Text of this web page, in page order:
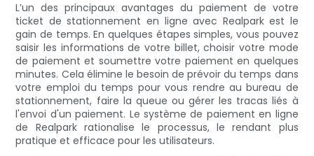
L’un des principaux avantages du paiement de votre
ticket de stationnement en ligne avec Realpark est le
gain de temps. En quelques étapes simples, vous pouvez
saisir les informations de votre billet, choisir votre mode
de paiement et soumettre votre paiement en quelques
minutes. Cela élimine le besoin de prévoir du temps dans
votre emploi du temps pour vous rendre au bureau de
stationnement, faire la queue ou gérer les tracas liés à
l'envoi d'un paiement. Le système de paiement en ligne
de Realpark rationalise le processus, le rendant plus
pratique et efficace pour les utilisateurs.